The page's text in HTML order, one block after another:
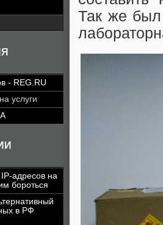
- REG.RU
услуги
адресов на
бороться
в РФ
Так же